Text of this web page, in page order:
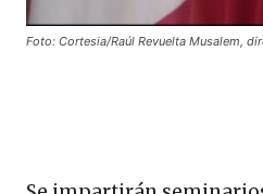
Foto: Cortesia/Raúl Revuelta Musalem,